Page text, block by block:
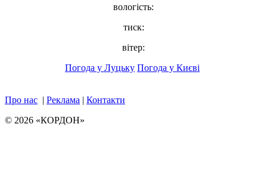
вологість:
тиск:
вітер:
Погода у Луцьку Погода у Києві
Про нас | Реклама | Контакти
© 2026 «КОРДОН»